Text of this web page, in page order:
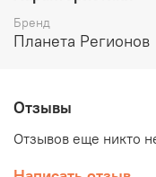
КФС
Способствует
глюкагон)
Бренд
Планета Регионов
Отзывы
Отзывов еще никто